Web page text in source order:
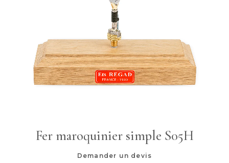
Fer maroquinier simple S05H
Demander un devis